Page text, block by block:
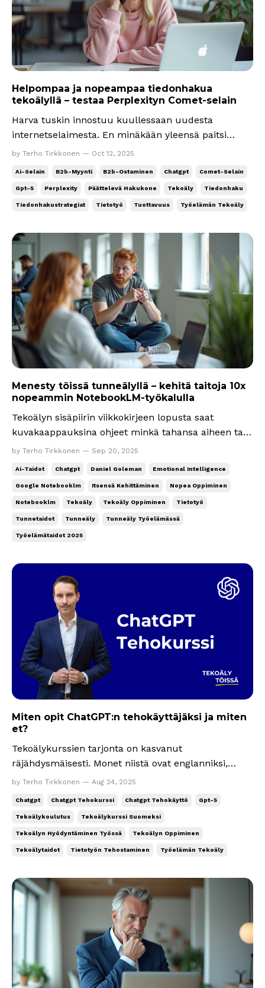
Helpompaa ja nopeampaa tiedonhakua
tekoälyllä – testaa Perplexityn Comet-selain
Harva tuskin innostuu kuullessaan uudesta
internetselaimesta. En minäkään yleensä paitsi
muutama viikko sitten, kun tekoälyvaikuttaja Pasi
Chromen, Safarin ja Edgen käyttöäni, jokaiselle on
paikka liiketoiminn...
by Terho Tirkkonen — Oct 12, 2025
Ai-Selain B2b-Myynti B2b-Ostaminen Chatgpt Comet-Selain
Gpt-5 Perplexity Päättelevä Hakukone Tekoäly Tiedonhaku
Tiedonhakustrategiat Tietotyö Tuottavuus Työelämän Tekoäly
Menesty töissä tunneälyllä – kehitä taitoja 10x
nopeammin NotebookLM-työkalulla
Tekoälyn sisäpiirin viikkokirjeen lopusta saat
kuvakaappauksina ohjeet minkä tahansa aiheen tai
taidon 10-kertaa nopeampaan oppimiseen Googlen
mielestäni yksi kuudesta tekoälyn aikakauden
tärkeimmästä...
by Terho Tirkkonen — Sep 20, 2025
Ai-Taidot Chatgpt Daniel Goleman Emotional Intelligence
Google Notebooklm Itsensä Kehittäminen Nopea Oppiminen
Notebooklm Tekoäly Tekoäly Oppiminen Tietotyö
Tunnetaidot Tunneäly Tunneäly Työelämässä
Työelämätaidot 2025
Miten opit ChatGPT:n tehokäyttäjäksi ja miten
et?
Tekoälykurssien tarjonta on kasvanut
räjähdysmäisesti. Monet niistä ovat englanniksi,
kestävät kymmeniä tunteja, sisältävät epäolennaista
osaaminen ja työelämäkokemuskin voi olla
kyseenalaista. Minä päät...
by Terho Tirkkonen — Aug 24, 2025
Chatgpt Chatgpt Tehokurssi Chatgpt Tehokäyttö Gpt-5
Tekoälykoulutus Tekoälykurssi Suomeksi
Tekoälyn Hyödyntäminen Työssä Tekoälyn Oppiminen
Tekoälytaidot Tietotyön Tehostaminen Työelämän Tekoäly